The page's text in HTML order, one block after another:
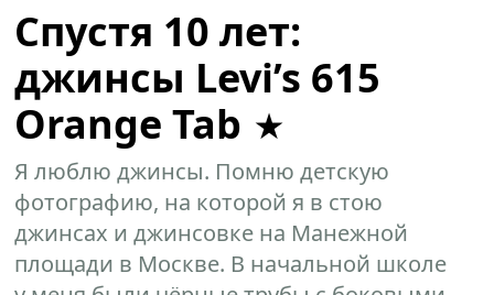
Спустя 10 лет:
джинсы Levi’s 615
Orange Tab
Я люблю джинсы. Помню детскую
фотографию, на которой я в стою
джинсах и джинсовке на Манежной
площади в Москве. В начальной школе